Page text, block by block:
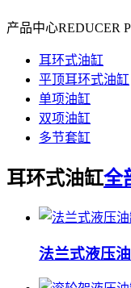
产品中心REDUCER
耳环式油缸
平顶耳环式油缸
单项油缸
双项油缸
多节套缸
耳环式油缸全
法兰式液压